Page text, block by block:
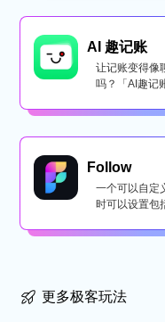
AI 趣记账
让记账变得像
吗？「AI趣记
Follow
一个可以自定
时可以设置包
更多极客玩法